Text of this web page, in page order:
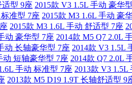
型 9座 2015款 V3 1.5L 手动 豪华
准型 7座 2015款 M3 1.6L 手动 豪
2015款 M3 1.6L 手动 舒适型 7座
动 豪华型 7座 2014款 M5 Q7 2.0L
动 长轴豪华型 7座 2014款 V3 1.5L
动 短轴豪华型 7座 2014款 Q7 2.0L
手动 标准型 7座 2013款 V3 1.5L
2013款 M5 D19 1.9T 长轴舒适型 9